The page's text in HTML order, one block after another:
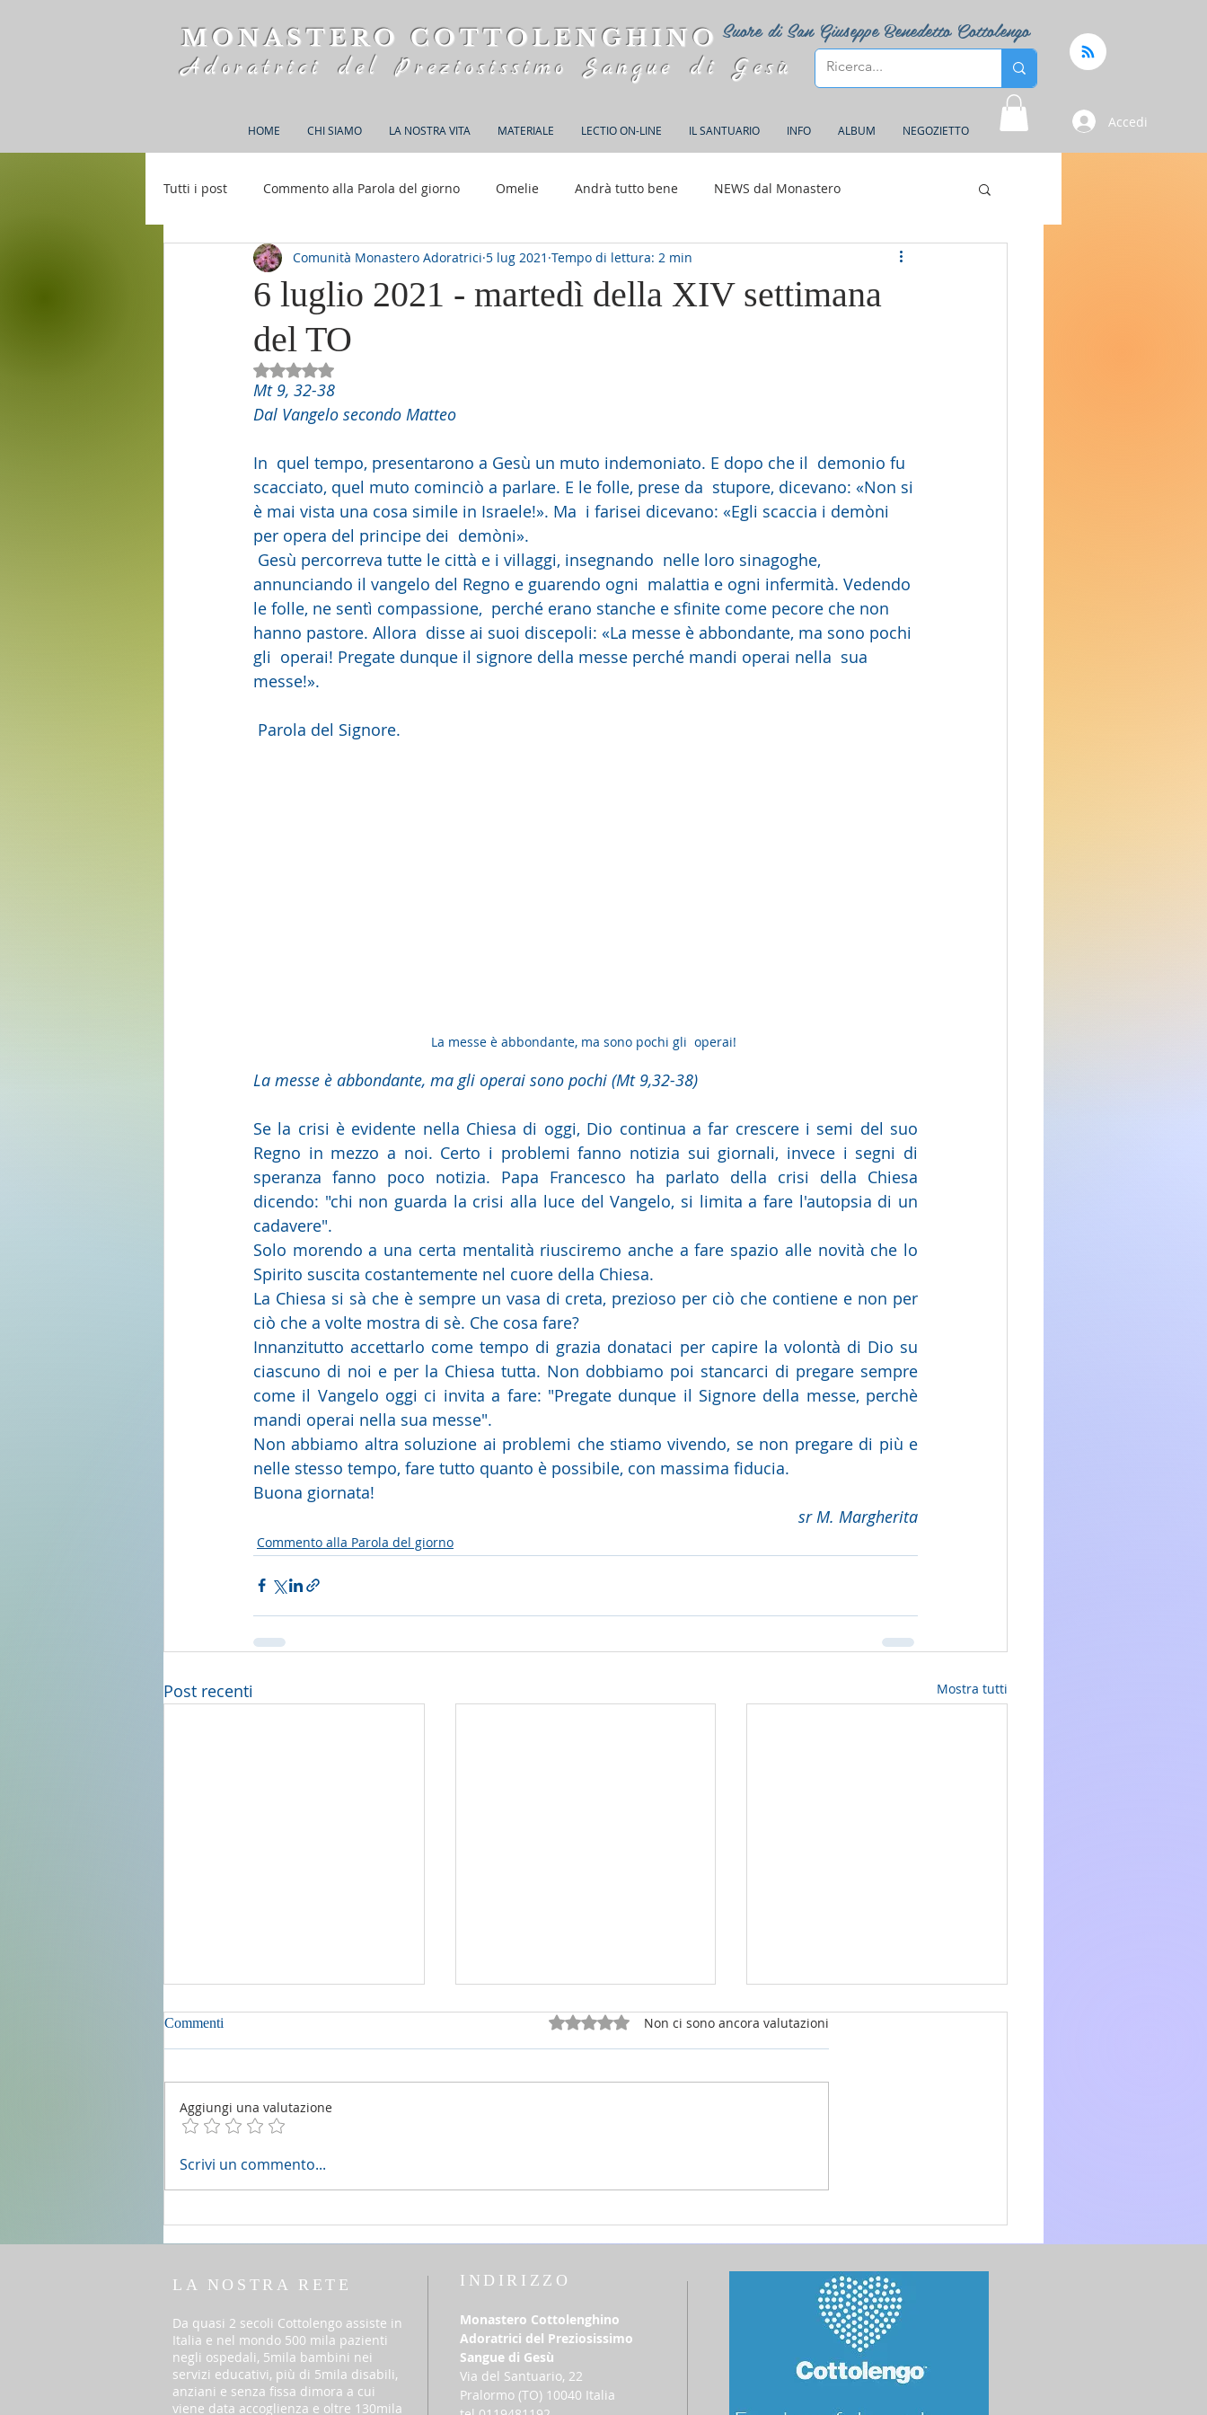
Suore di San Giuseppe Benedetto Cottolengo
MONASTERO COTTOLENGHINO
Adoratrici del Preziosissimo Sangue di Gesù
HOME CHI SIAMO LA NOSTRA VITA MATERIALE LECTIO ON-LINE IL SANTUARIO INFO ALBUM NEGOZIETTO
Accedi
Tutti i post Commento alla Parola del giorno Omelie Andrà tutto bene NEWS dal Monastero
Rifugio S. M. della Bellezza 150 anni di Adorazione
6 luglio 2021 - martedì della XIV settimana
del TO
Comunità Monastero Adoratrici 5 lug 2021 Tempo di lettura: 2 min
Valutazione NaN stelle su 5.
Mt 9, 32-38
Dal Vangelo secondo Matteo
In  quel tempo, presentarono a Gesù un muto indemoniato. E dopo che il  demonio fu
scacciato, quel muto cominciò a parlare. E le folle, prese da  stupore, dicevano: «Non si
è mai vista una cosa simile in Israele!». Ma  i farisei dicevano: «Egli scaccia i demòni
per opera del principe dei  demòni».
annunciando il vangelo del Regno e guarendo ogni  malattia e ogni infermità. Vedendo
le folle, ne sentì compassione,  perché erano stanche e sfinite come pecore che non
hanno pastore. Allora  disse ai suoi discepoli: «La messe è abbondante, ma sono pochi
gli  operai! Pregate dunque il signore della messe perché mandi operai nella  sua
messe!».
Parola del Signore.
La messe è abbondante, ma sono pochi gli  operai!
La messe è abbondante, ma gli operai sono pochi (Mt 9,32-38)
Se la crisi è evidente nella Chiesa di oggi, Dio continua a far crescere i semi del suo
Regno in mezzo a noi. Certo i problemi fanno notizia sui giornali, invece i segni di
speranza fanno poco notizia. Papa Francesco ha parlato della crisi della Chiesa
dicendo: "chi non guarda la crisi alla luce del Vangelo, si limita a fare l'autopsia di un
cadavere".
Solo morendo a una certa mentalità riusciremo anche a fare spazio alle novità che lo
Spirito suscita costantemente nel cuore della Chiesa.
La Chiesa si sà che è sempre un vasa di creta, prezioso per ciò che contiene e non per
ciò che a volte mostra di sè. Che cosa fare?
Innanzitutto accettarlo come tempo di grazia donataci per capire la volontà di Dio su
ciascuno di noi e per la Chiesa tutta. Non dobbiamo poi stancarci di pregare sempre
come il Vangelo oggi ci invita a fare: "Pregate dunque il Signore della messe, perchè
mandi operai nella sua messe".
Non abbiamo altra soluzione ai problemi che stiamo vivendo, se non pregare di più e
nelle stesso tempo, fare tutto quanto è possibile, con massima fiducia.
Buona giornata!
sr M. Margherita
Commento alla Parola del giorno
Post recenti Mostra tutti
2 agosto 2026 - 18a Domenica
Commenti Valutazione 0 stelle su 5.Non ci sono ancora valutazioni
Aggiungi una valutazione
Scrivi un commento...
LA NOSTRA RETE
Da quasi 2 secoli Cottolengo assiste in
Italia e nel mondo 500 mila pazienti
negli ospedali, 5mila bambini nei
servizi educativi, più di 5mila disabili,
anziani e senza fissa dimora a cui
viene data accoglienza e oltre 130mila
INDIRIZZO
Monastero Cottolenghino
Adoratrici del Preziosissimo
Sangue di Gesù
Via del Santuario, 22
​Pralormo (TO) 10040 Italia